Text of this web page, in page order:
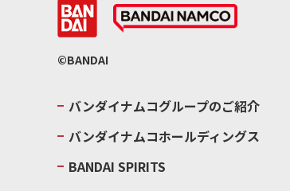
©BANDAI
バンダイナムコグループのご紹介
バンダイナムコホールディングス
BANDAI SPIRITS